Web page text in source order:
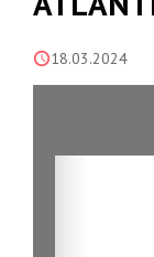
18.03.2024